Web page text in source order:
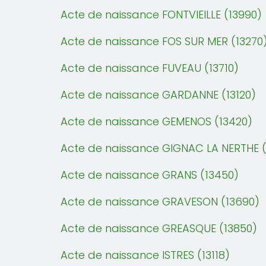
Acte de naissance FONTVIEILLE (13990)
Acte de naissance FOS SUR MER (13270)
Acte de naissance FUVEAU (13710)
Acte de naissance GARDANNE (13120)
Acte de naissance GEMENOS (13420)
Acte de naissance GIGNAC LA NERTHE
Acte de naissance GRANS (13450)
Acte de naissance GRAVESON (13690)
Acte de naissance GREASQUE (13850)
Acte de naissance ISTRES (13118)